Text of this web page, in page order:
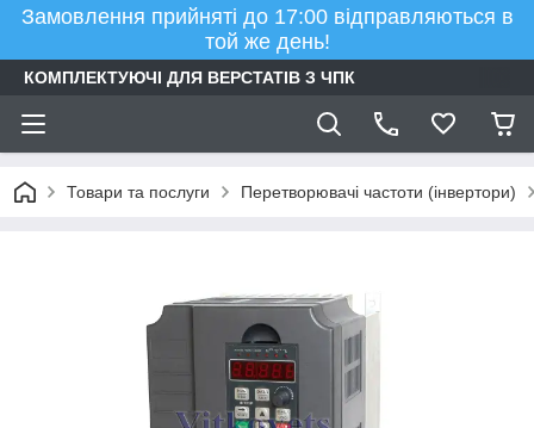
Замовлення прийняті до 17:00 відправляються в
той же день!
КОМПЛЕКТУЮЧІ ДЛЯ ВЕРСТАТІВ З ЧПК
Товари та послуги Перетворювачі частоти (інвертори)